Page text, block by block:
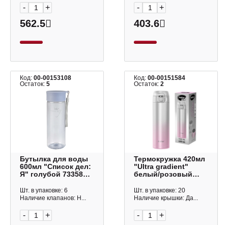
- +
562.5
- +
403.6
Код: 00-00153108
Остаток: 5
Бутылка для воды
600мл "Список дел:
Я" голубой 73358
Шт. в упаковке: 6
Наличие клапанов: Н...
- +
Код:00-00151584
Остаток:2
Термокружка 420мл
"Ultra gradient"
белый/розовый
Шт. в упаковке: 20
Наличие крышки: Да...
- +